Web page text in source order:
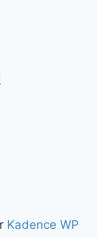
Kadence WP